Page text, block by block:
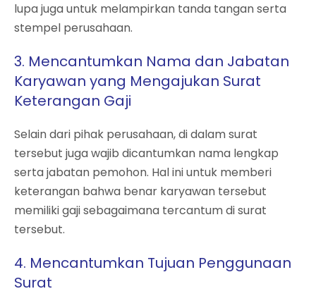
lupa juga untuk melampirkan tanda tangan serta
stempel perusahaan.
3. Mencantumkan Nama dan Jabatan
Karyawan yang Mengajukan Surat
Keterangan Gaji
Selain dari pihak perusahaan, di dalam surat
tersebut juga wajib dicantumkan nama lengkap
serta jabatan pemohon. Hal ini untuk memberi
keterangan bahwa benar karyawan tersebut
memiliki gaji sebagaimana tercantum di surat
tersebut.
4. Mencantumkan Tujuan Penggunaan
Surat